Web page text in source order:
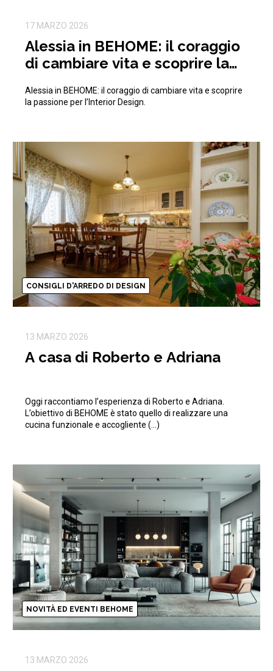
17 MARZO 2026
Alessia in BEHOME: il coraggio
di cambiare vita e scoprire la
Alessia in BEHOME: il coraggio di cambiare vita e scoprire
la passione per l’Interior Design.
CONSIGLI D'ARREDO DI DESIGN
13 MARZO 2026
A casa di Roberto e Adriana
Oggi raccontiamo l’esperienza di Roberto e Adriana.
L’obiettivo di BEHOME è stato quello di realizzare una
cucina funzionale e accogliente (…)
NOVITÀ ED EVENTI BEHOME
13 MARZO 2026